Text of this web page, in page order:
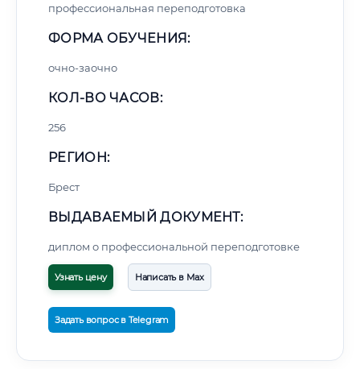
профессиональная переподготовка
ФОРМА ОБУЧЕНИЯ:
очно-заочно
КОЛ-ВО ЧАСОВ:
256
РЕГИОН:
Брест
ВЫДАВАЕМЫЙ ДОКУМЕНТ:
диплом о профессиональной переподготовке
Узнать цену Написать в Max
Задать вопрос в Telegram